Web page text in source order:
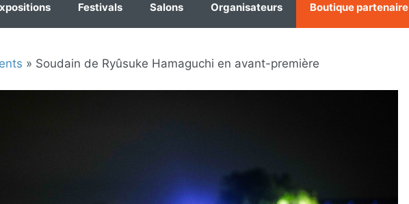
Festivals Salons Organisateurs Boutique partenaire
» Soudain de Ryûsuke Hamaguchi en avant-première